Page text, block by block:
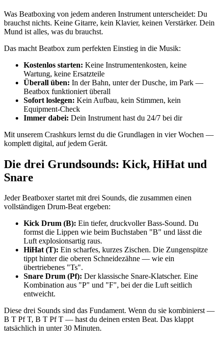
Was Beatboxing von jedem anderen Instrument unterscheidet: Du
brauchst nichts. Keine Gitarre, kein Klavier, keinen Verstärker. Dein
Mund ist alles, was du brauchst.
Das macht Beatbox zum perfekten Einstieg in die Musik:
Kostenlos starten: Keine Instrumentenkosten, keine
Wartung, keine Ersatzteile
Überall üben: In der Bahn, unter der Dusche, im Park —
Beatbox funktioniert überall
Sofort loslegen: Kein Aufbau, kein Stimmen, kein
Equipment-Check
Immer dabei: Dein Instrument hast du 24/7 bei dir
Mit unserem Crashkurs lernst du die Grundlagen in vier Wochen —
komplett digital, auf jedem Gerät.
Die drei Grundsounds: Kick, HiHat und
Snare
Jeder Beatboxer startet mit drei Sounds, die zusammen einen
vollständigen Drum-Beat ergeben:
Kick Drum (B): Ein tiefer, druckvoller Bass-Sound. Du
formst die Lippen wie beim Buchstaben "B" und lässt die
Luft explosionsartig raus.
HiHat (T): Ein scharfes, kurzes Zischen. Die Zungenspitze
tippt hinter die oberen Schneidezähne — wie ein
übertriebenes "Ts".
Snare Drum (Pf): Der klassische Snare-Klatscher. Eine
Kombination aus "P" und "F", bei der die Luft seitlich
entweicht.
Diese drei Sounds sind das Fundament. Wenn du sie kombinierst —
B T Pf T, B T Pf T — hast du deinen ersten Beat. Das klappt
tatsächlich in unter 30 Minuten.